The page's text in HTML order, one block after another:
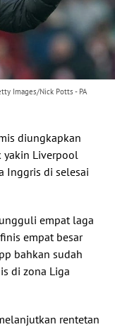
Images/Nick Potts - PA
diungkapkan
yakin Liverpool
Inggris di selesai
empat laga
empat besar
bahkan sudah
di zona Liga
rentetan